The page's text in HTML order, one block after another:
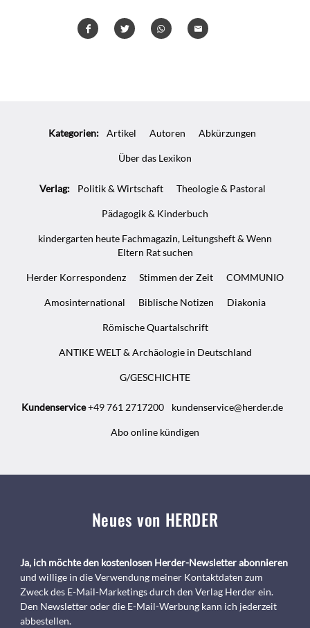
InfosKategorien: Artikel Autoren Abkürzungen
Über das Lexikon
Verlag: Politik & Wirtschaft Theologie & Pastoral
Pädagogik & Kinderbuch
kindergarten heute Fachmagazin, Leitungsheft & Wenn
Eltern Rat suchen
Herder Korrespondenz Stimmen der Zeit COMMUNIO
Amosinternational Biblische Notizen Diakonia
Römische Quartalschrift
ANTIKE WELT & Archäologie in Deutschland
G/GESCHICHTE
Kundenservice+49 761 2717200 kundenservice@herder.de
Abo online kündigen
Neues von HERDER
Ja, ich möchte den kostenlosen Herder-Newsletter abonnieren
und willige in die Verwendung meiner Kontaktdaten zum
Zweck des E-Mail-Marketings durch den Verlag Herder ein.
Den Newsletter oder die E-Mail-Werbung kann ich jederzeit
abbestellen.